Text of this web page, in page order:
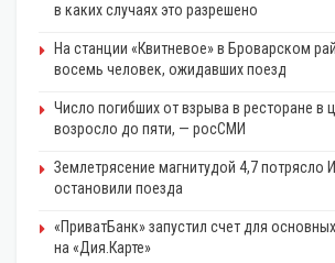
в каких случаях это разрешено
На станции «Квитневое» в Броварском
восемь человек, ожидавших поезд
Число погибших от взрыва в ресторане в
возросло до пяти, — росСМИ
Землетрясение магнитудой 4,7 потрясло
остановили поезда
«ПриватБанк» запустил счет для
на «Дия.Карте»